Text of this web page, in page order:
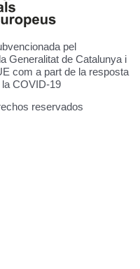
pel
Generalitat de Catalunya i
com a part de la resposta
la COVID-19
reservados